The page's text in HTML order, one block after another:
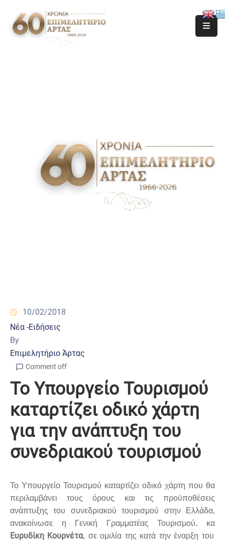
10/02/2018
Νέα -Ειδήσεις
By
Επιμελητήριο Άρτας
Comment off
Το Υπουργείο Τουρισμού
καταρτίζει οδικό χάρτη
για την ανάπτυξη του
συνεδριακού τουρισμού
Το Υπουργείο Τουρισμού καταρτίζει οδικό χάρτη που θα
περιλαμβάνει τους όρους και τις προϋποθέσεις
ανάπτυξης του συνεδριακού τουρισμού στην Ελλάδα,
ανακοίνωσε η Γενική Γραμματέας Τουρισμού, κα
Ευρυδίκη Κουρνέτα, σε ομιλία της κατά την έναρξη του